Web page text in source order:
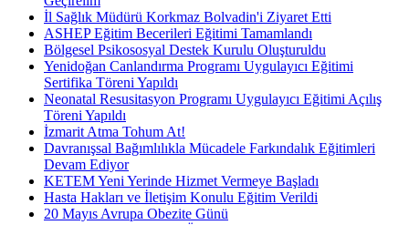
İl Sağlık Müdürü Korkmaz Bolvadin'i Ziyaret Etti
ASHEP Eğitim Becerileri Eğitimi Tamamlandı
Bölgesel Psikososyal Destek Kurulu Oluşturuldu
Yenidoğan Canlandırma Programı Uygulayıcı Eğitimi
Sertifika Töreni Yapıldı
Neonatal Resusitasyon Programı Uygulayıcı Eğitimi Açılış
Töreni Yapıldı
İzmarit Atma Tohum At!
Davranışsal Bağımlılıkla Mücadele Farkındalık Eğitimleri
Devam Ediyor
KETEM Yeni Yerinde Hizmet Vermeye Başladı
Hasta Hakları ve İletişim Konulu Eğitim Verildi
20 Mayıs Avrupa Obezite Günü